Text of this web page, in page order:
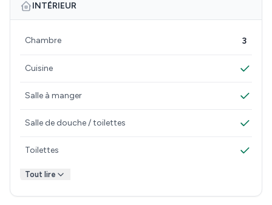
INTÉRIEUR
Chambre 3
Cuisine
Salle à manger
Salle de douche / toilettes
Toilettes
Tout lire